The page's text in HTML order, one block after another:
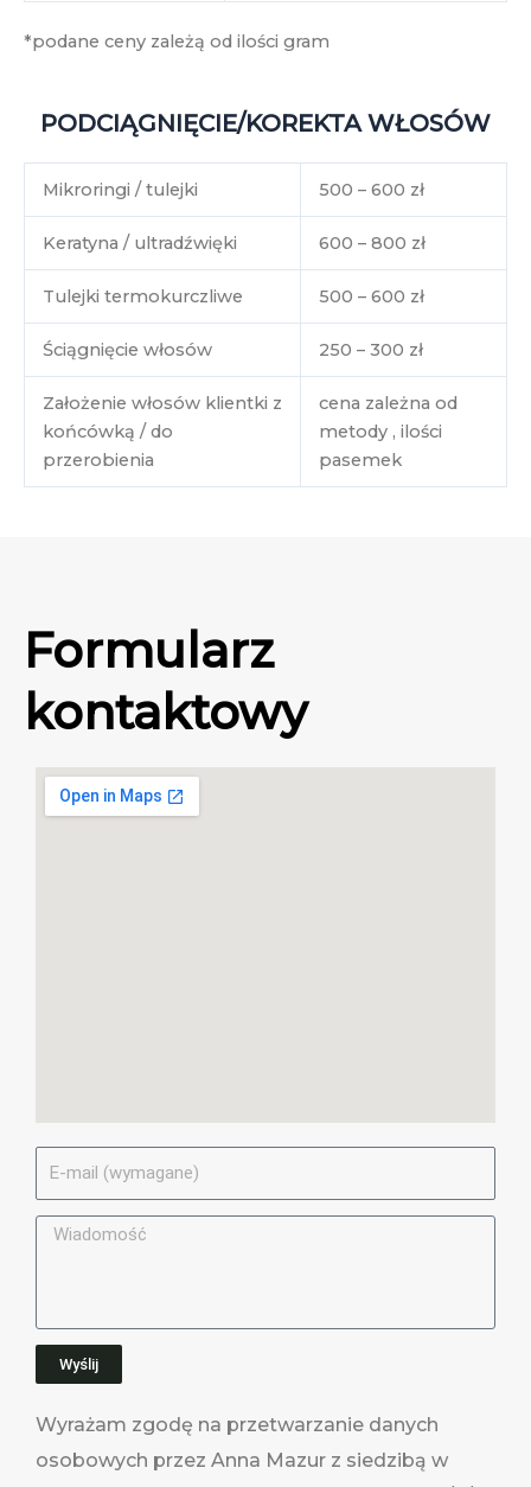
*podane ceny zależą od ilości gram
PODCIĄGNIĘCIE/KOREKTA WŁOSÓW
Mikroringi / tulejki 500 – 600 zł
Keratyna / ultradźwięki 600 – 800 zł
Tulejki termokurczliwe 500 – 600 zł
Ściągnięcie włosów 250 – 300 zł
Założenie włosów klientki z
końcówką / do
przerobienia
cena zależna od
metody , ilości
pasemek
Formularz
kontaktowy
M
a
Wyślij
Wyrażam zgodę na przetwarzanie danych
osobowych przez Anna Mazur z siedzibą w